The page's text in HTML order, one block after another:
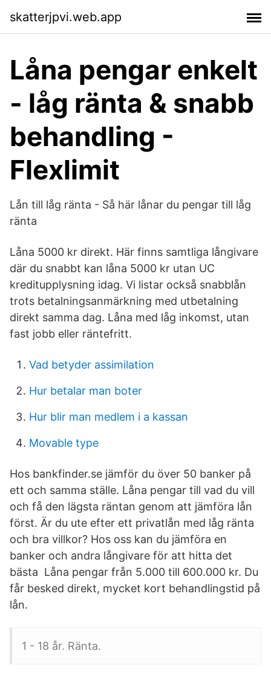
skatterjpvi.web.app
Låna pengar enkelt
- låg ränta & snabb
behandling -
Flexlimit
Lån till låg ränta - Så här lånar du pengar till låg
ränta
Låna 5000 kr direkt. Här finns samtliga långivare
där du snabbt kan låna 5000 kr utan UC
kreditupplysning idag. Vi listar också snabblån
trots betalningsanmärkning med utbetalning
direkt samma dag. Låna med låg inkomst, utan
fast jobb eller räntefritt.
Vad betyder assimilation
Hur betalar man boter
Hur blir man medlem i a kassan
Movable type
Hos bankfinder.se jämför du över 50 banker på
ett och samma ställe. Låna pengar till vad du vill
och få den lägsta räntan genom att jämföra lån
först. Är du ute efter ett privatlån med låg ränta
och bra villkor? Hos oss kan du jämföra en
banker och andra långivare för att hitta det
bästa Låna pengar från 5.000 till 600.000 kr. Du
får besked direkt, mycket kort behandlingstid på
lån.
1 - 18 år. Ränta.